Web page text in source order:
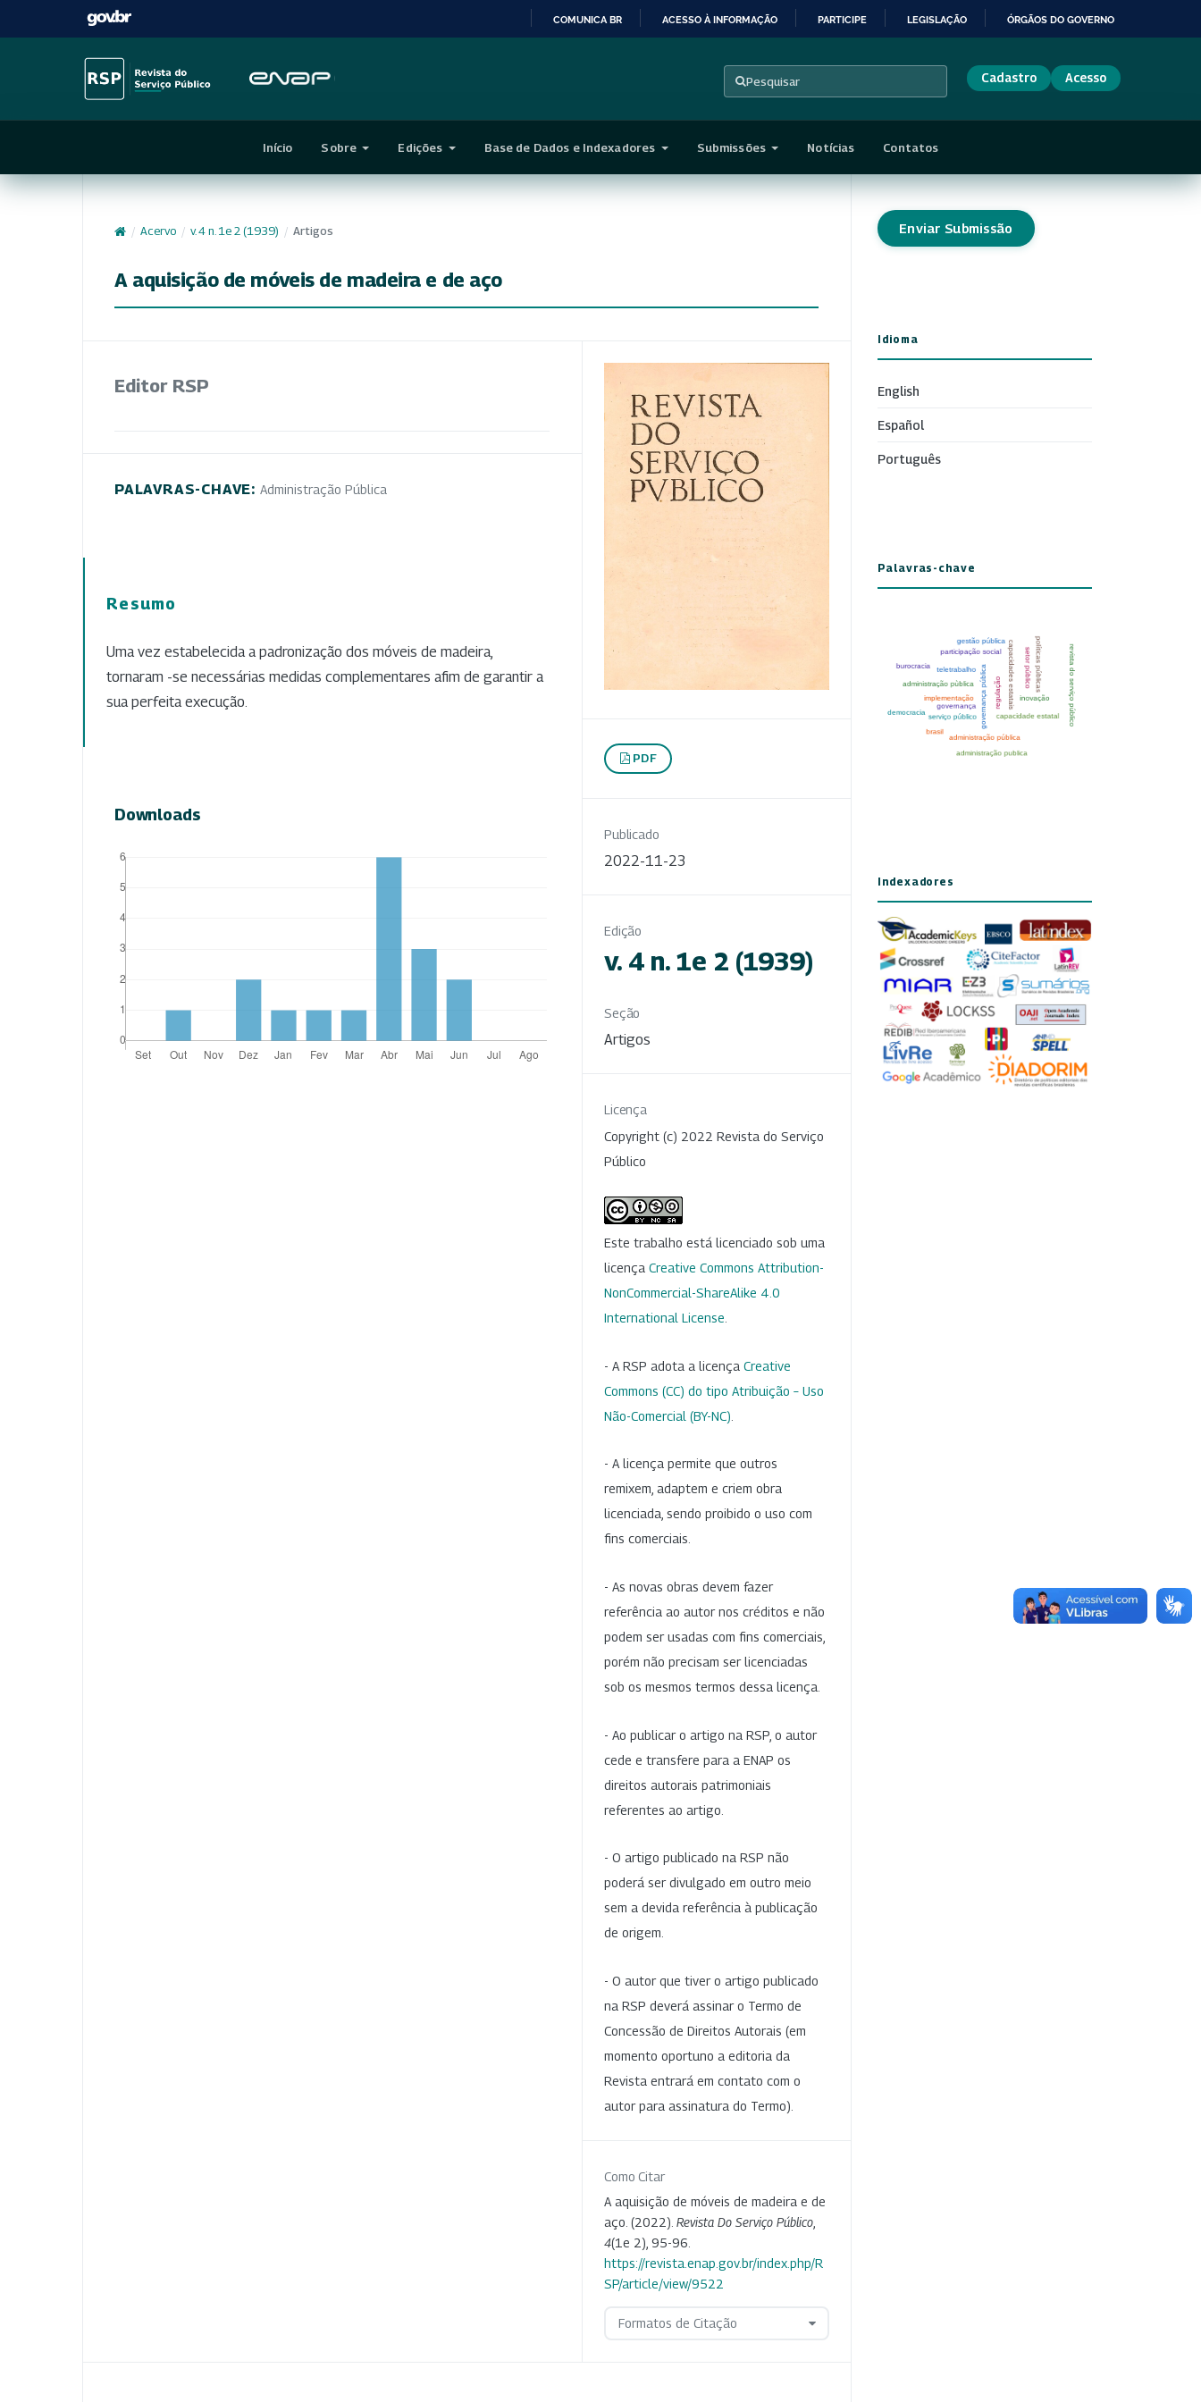
CONTEÚDO
COMUNICA BR ACESSO À INFORMAÇÃO PARTICIPE LEGISLAÇÃO ÓRGÃOS DO GOVERNO
Pesquisar Cadastro Acesso
Início Sobre Edições Base de Dados e Indexadores Submissões Notícias Contatos
/ Acervo / v. 4 n. 1e 2 (1939) / Artigos
A aquisição de móveis de madeira e de aço
Editor RSP
PALAVRAS-CHAVE: Administração Pública
Resumo
Uma vez estabelecida a padronização dos móveis de madeira,
tornaram -se necessárias medidas complementares afim de garantir a
sua perfeita execução.
Downloads
PDF
Publicado
2022-11-23
Edição
v. 4 n. 1e 2 (1939)
Seção
Artigos
Licença
Copyright (c) 2022 Revista do Serviço
Público
Este trabalho está licenciado sob uma
licença Creative Commons Attribution-
NonCommercial-ShareAlike 4.0
International License
- A RSP adota a licença Creative
Commons (CC) do tipo Atribuição – Uso
Não-Comercial (BY-NC)
- A licença permite que outros
remixem, adaptem e criem obra
licenciada, sendo proibido o uso com
fins comerciais.
- As novas obras devem fazer
referência ao autor nos créditos e não
podem ser usadas com fins comerciais,
porém não precisam ser licenciadas
sob os mesmos termos dessa licença.
- Ao publicar o artigo na RSP, o autor
cede e transfere para a ENAP os
direitos autorais patrimoniais
referentes ao artigo.
- O artigo publicado na RSP não
poderá ser divulgado em outro meio
sem a devida referência à publicação
de origem.
- O autor que tiver o artigo publicado
na RSP deverá assinar o Termo de
Concessão de Direitos Autorais (em
momento oportuno a editoria da
Revista entrará em contato com o
autor para assinatura do Termo).
Como Citar
A aquisição de móveis de madeira e de
aço. (2022). Revista Do Serviço Público
4(1e 2), 95-96.
https://revista.enap.gov.br/index.php/R
SP/article/view/9522
Formatos de Citação
Enviar Submissão
Idioma
English
Español
Português
Palavras-chave
Indexadores